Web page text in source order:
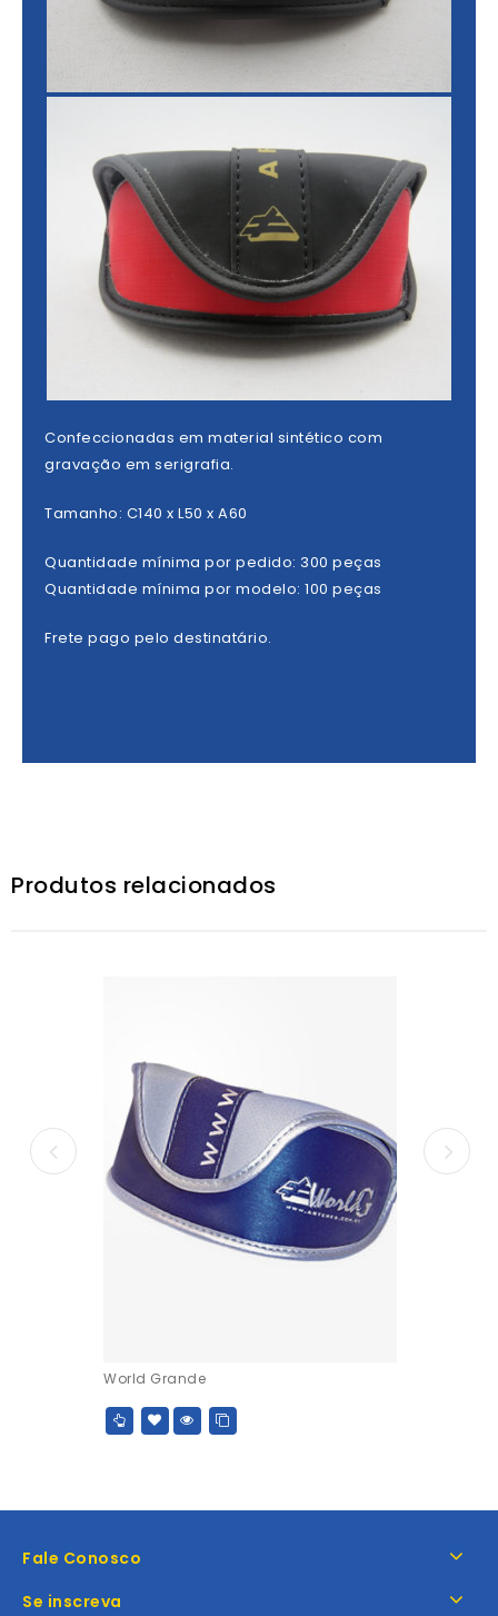
Confeccionadas em material sintético com
gravação em serigrafia.
Tamanho: C140 x L50 x A60
Quantidade mínima por pedido: 300 peças
Quantidade mínima por modelo: 100 peças
Frete pago pelo destinatário.
Produtos relacionados
World Grande
Fale Conosco
Se inscreva